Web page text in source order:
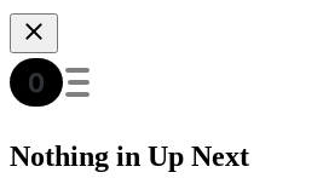
Nothing in Up Next